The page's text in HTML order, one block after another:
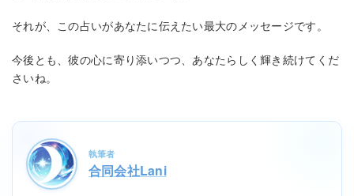
それが、この占いがあなたに伝えたい最大のメッセージです。
今後とも、彼の心に寄り添いつつ、あなたらしく輝き続けてくだ
さいね。
執筆者
合同会社Lani